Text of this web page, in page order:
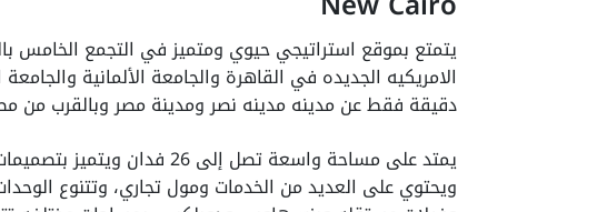
يتمتع بموقع استراتيجي حيوي ومتميز في التجمع الخامس
دقيقة فقط عن مدينه مدينه نصر ومدينة مصر وبالقرب من
يمتد على مساحة واسعة تصل إلى
ويحتوي على العديد من الخدمات ومول تجاري، وتتنوع